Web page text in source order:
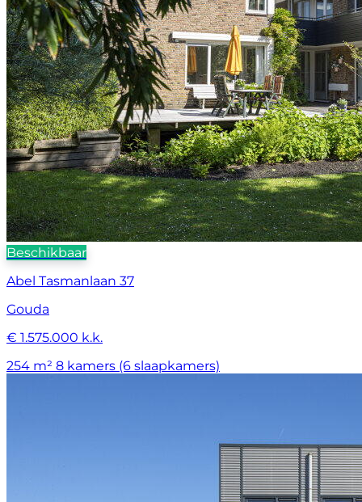
Beschikbaar
Abel Tasmanlaan 37
Gouda
€ 1.575.000 k.k.
254 m² 8 kamers (6 slaapkamers)